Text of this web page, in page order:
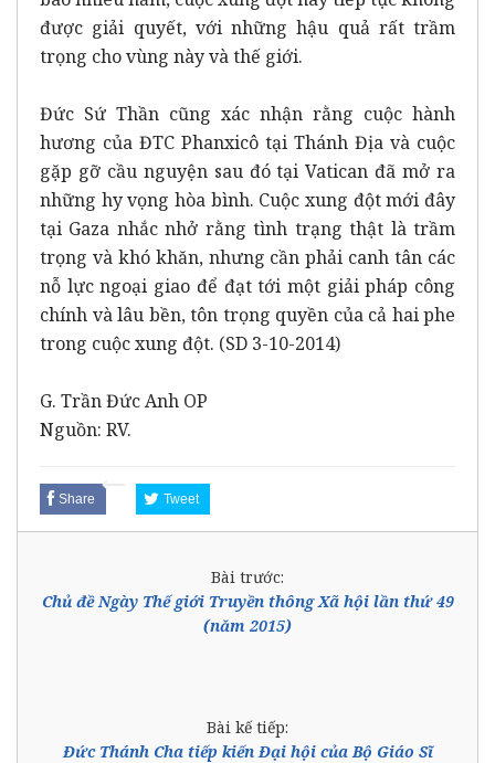
được giải quyết, với những hậu quả rất trầm
trọng cho vùng này và thế giới.
Đức Sứ Thần cũng xác nhận rằng cuộc hành
hương của ĐTC Phanxicô tại Thánh Địa và cuộc
gặp gỡ cầu nguyện sau đó tại Vatican đã mở ra
những hy vọng hòa bình. Cuộc xung đột mới đây
tại Gaza nhắc nhở rằng tình trạng thật là trầm
trọng và khó khăn, nhưng cần phải canh tân các
nỗ lực ngoại giao để đạt tới một giải pháp công
chính và lâu bền, tôn trọng quyền của cả hai phe
trong cuộc xung đột. (SD 3-10-2014)
G. Trần Đức Anh OP
Nguồn: RV.
Share Tweet
Bài trước:
Chủ đề Ngày Thế giới Truyền thông Xã hội lần thứ 49
(năm 2015)
Bài kế tiếp:
Đức Thánh Cha tiếp kiến Đại hội của Bộ Giáo Sĩ